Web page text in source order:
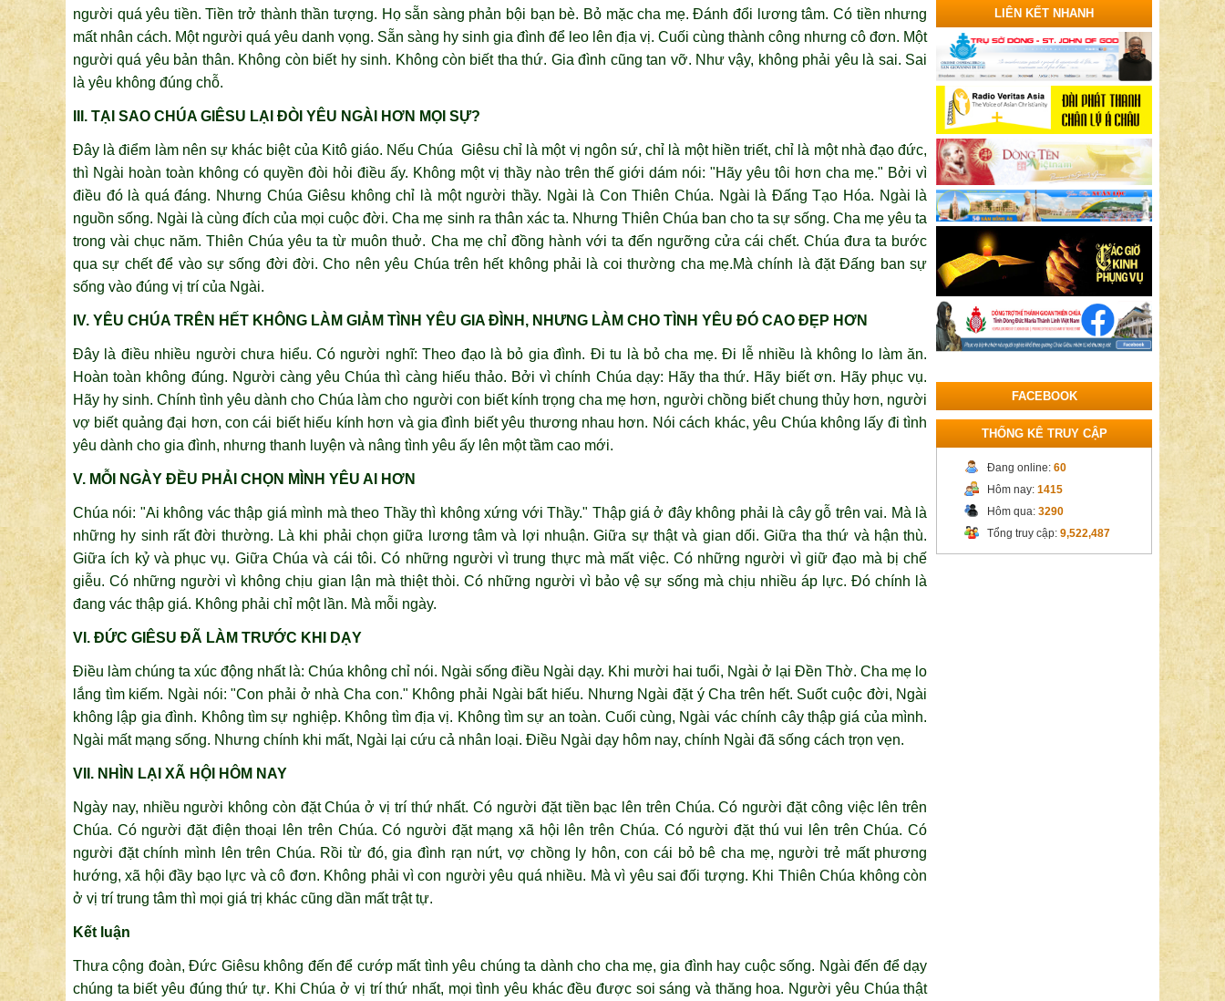
người quá yêu tiền. Tiền trở thành thần tượng. Họ sẵn sàng phản bội bạn bè. Bỏ mặc cha mẹ. Đánh đổi lương tâm. Có tiền nhưng
mất nhân cách. Một người quá yêu danh vọng. Sẵn sàng hy sinh gia đình để leo lên địa vị. Cuối cùng thành công nhưng cô đơn. Một
người quá yêu bản thân. Không còn biết hy sinh. Không còn biết tha thứ. Gia đình cũng tan vỡ. Như vậy, không phải yêu là sai. Sai
là yêu không đúng chỗ.
III. TẠI SAO CHÚA GIÊSU LẠI ĐÒI YÊU NGÀI HƠN MỌI SỰ?
Đây là điểm làm nên sự khác biệt của Kitô giáo. Nếu Chúa Giêsu chỉ là một vị ngôn sứ, chỉ là một hiền triết, chỉ là một nhà đạo đức,
thì Ngài hoàn toàn không có quyền đòi hỏi điều ấy. Không một vị thầy nào trên thế giới dám nói: "Hãy yêu tôi hơn cha mẹ." Bởi vì
điều đó là quá đáng. Nhưng Chúa Giêsu không chỉ là một người thầy. Ngài là Con Thiên Chúa. Ngài là Đấng Tạo Hóa. Ngài là
nguồn sống. Ngài là cùng đích của mọi cuộc đời. Cha mẹ sinh ra thân xác ta. Nhưng Thiên Chúa ban cho ta sự sống. Cha mẹ yêu ta
trong vài chục năm. Thiên Chúa yêu ta từ muôn thuở. Cha mẹ chỉ đồng hành với ta đến ngưỡng cửa cái chết. Chúa đưa ta bước
qua sự chết để vào sự sống đời đời. Cho nên yêu Chúa trên hết không phải là coi thường cha mẹ.Mà chính là đặt Đấng ban sự
sống vào đúng vị trí của Ngài.
IV. YÊU CHÚA TRÊN HẾT KHÔNG LÀM GIẢM TÌNH YÊU GIA ĐÌNH, NHƯNG LÀM CHO TÌNH YÊU ĐÓ CAO ĐẸP HƠN
Đây là điều nhiều người chưa hiểu. Có người nghĩ: Theo đạo là bỏ gia đình. Đi tu là bỏ cha mẹ. Đi lễ nhiều là không lo làm ăn.
Hoàn toàn không đúng. Người càng yêu Chúa thì càng hiếu thảo. Bởi vì chính Chúa dạy: Hãy tha thứ. Hãy biết ơn. Hãy phục vụ.
Hãy hy sinh. Chính tình yêu dành cho Chúa làm cho người con biết kính trọng cha mẹ hơn, người chồng biết chung thủy hơn, người
vợ biết quảng đại hơn, con cái biết hiếu kính hơn và gia đình biết yêu thương nhau hơn. Nói cách khác, yêu Chúa không lấy đi tình
yêu dành cho gia đình, nhưng thanh luyện và nâng tình yêu ấy lên một tầm cao mới.
V. MỖI NGÀY ĐỀU PHẢI CHỌN MÌNH YÊU AI HƠN
Chúa nói: "Ai không vác thập giá mình mà theo Thầy thì không xứng với Thầy." Thập giá ở đây không phải là cây gỗ trên vai. Mà là
những hy sinh rất đời thường. Là khi phải chọn giữa lương tâm và lợi nhuận. Giữa sự thật và gian dối. Giữa tha thứ và hận thù.
Giữa ích kỷ và phục vụ. Giữa Chúa và cái tôi. Có những người vì trung thực mà mất việc. Có những người vì giữ đạo mà bị chế
giễu. Có những người vì không chịu gian lận mà thiệt thòi. Có những người vì bảo vệ sự sống mà chịu nhiều áp lực. Đó chính là
đang vác thập giá. Không phải chỉ một lần. Mà mỗi ngày.
VI. ĐỨC GIÊSU ĐÃ LÀM TRƯỚC KHI DẠY
Điều làm chúng ta xúc động nhất là: Chúa không chỉ nói. Ngài sống điều Ngài dạy. Khi mười hai tuổi, Ngài ở lại Đền Thờ. Cha mẹ lo
lắng tìm kiếm. Ngài nói: "Con phải ở nhà Cha con." Không phải Ngài bất hiếu. Nhưng Ngài đặt ý Cha trên hết. Suốt cuộc đời, Ngài
không lập gia đình. Không tìm sự nghiệp. Không tìm địa vị. Không tìm sự an toàn. Cuối cùng, Ngài vác chính cây thập giá của mình.
Ngài mất mạng sống. Nhưng chính khi mất, Ngài lại cứu cả nhân loại. Điều Ngài dạy hôm nay, chính Ngài đã sống cách trọn vẹn.
VII. NHÌN LẠI XÃ HỘI HÔM NAY
Ngày nay, nhiều người không còn đặt Chúa ở vị trí thứ nhất. Có người đặt tiền bạc lên trên Chúa. Có người đặt công việc lên trên
Chúa. Có người đặt điện thoại lên trên Chúa. Có người đặt mạng xã hội lên trên Chúa. Có người đặt thú vui lên trên Chúa. Có
người đặt chính mình lên trên Chúa. Rồi từ đó, gia đình rạn nứt, vợ chồng ly hôn, con cái bỏ bê cha mẹ, người trẻ mất phương
hướng, xã hội đầy bạo lực và cô đơn. Không phải vì con người yêu quá nhiều. Mà vì yêu sai đối tượng. Khi Thiên Chúa không còn
ở vị trí trung tâm thì mọi giá trị khác cũng dần mất trật tự.
Kết luận
Thưa cộng đoàn, Đức Giêsu không đến để cướp mất tình yêu chúng ta dành cho cha mẹ, gia đình hay cuộc sống. Ngài đến để dạy
chúng ta biết yêu đúng thứ tự. Khi Chúa ở vị trí thứ nhất, mọi tình yêu khác đều được soi sáng và thăng hoa. Người yêu Chúa thật
LIÊN KẾT NHANH
FACEBOOK
THỐNG KÊ TRUY CẬP
Đang online:60
Hôm nay:1415
Hôm qua:3290
Tổng truy cập:9,522,487